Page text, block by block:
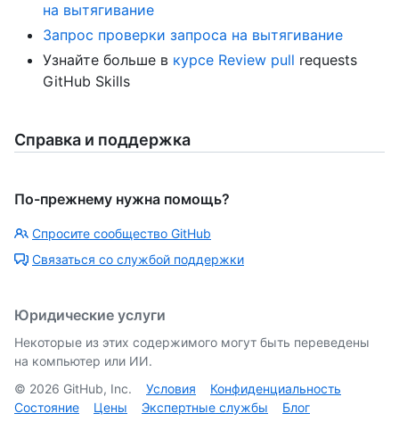
на вытягивание
Запрос проверки запроса на вытягивание
Узнайте больше в курсе Review pull requests
GitHub Skills
Справка и поддержка
По-прежнему нужна помощь?
Спросите сообщество GitHub
Связаться со службой поддержки
Юридические услуги
Некоторые из этих содержимого могут быть переведены
на компьютер или ИИ.
© 2026 GitHub, Inc. Условия
Конфиденциальность
Состояние
Цены Экспертные службы Блог